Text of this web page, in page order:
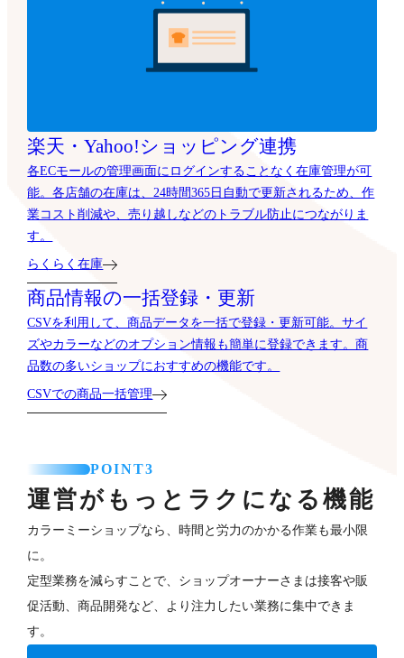
楽天・Yahoo!ショッピング連携
各ECモールの管理画面にログインすることなく在庫管理が可
能。各店舗の在庫は、24時間365日自動で更新されるため、作
業コスト削減や、売り越しなどのトラブル防止につながりま
す。
らくらく在庫
商品情報の一括登録・更新
CSVを利用して、商品データを一括で登録・更新可能。サイ
ズやカラーなどのオプション情報も簡単に登録できます。商
品数の多いショップにおすすめの機能です。
CSVでの商品一括管理
POINT3
運営がもっとラクになる機能
カラーミーショップなら、時間と労力のかかる作業も最小限
に。
定型業務を減らすことで、ショップオーナーさまは接客や販
促活動、商品開発など、より注力したい業務に集中できま
す。